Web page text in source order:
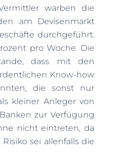
warben die
am Devisenmarkt
durchgeführt.
pro Woche. Die
dass mit den
Know-how
die sonst nur
kleiner Anleger von
zur Verfügung
nicht eintreten, da
sei allenfalls die